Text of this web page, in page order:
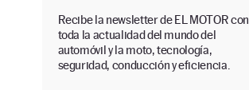
Recibe la newsletter de EL MOTOR con
toda la actualidad del mundo del
automóvil y la moto, tecnología,
seguridad, conducción y eficiencia.